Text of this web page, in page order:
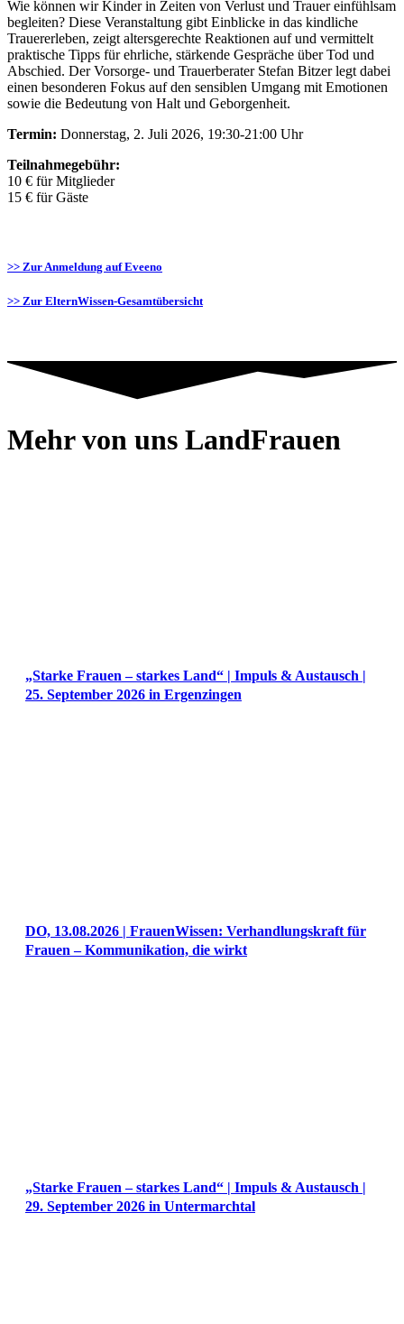
Wie können wir Kinder in Zeiten von Verlust und Trauer einfühlsam
begleiten? Diese Veranstaltung gibt Einblicke in das kindliche
Trauererleben, zeigt altersgerechte Reaktionen auf und vermittelt
praktische Tipps für ehrliche, stärkende Gespräche über Tod und
Abschied. Der Vorsorge- und Trauerberater Stefan Bitzer legt dabei
einen besonderen Fokus auf den sensiblen Umgang mit Emotionen
sowie die Bedeutung von Halt und Geborgenheit.
Termin: Donnerstag, 2. Juli 2026, 19:30-21:00 Uhr
Teilnahmegebühr:
10 € für Mitglieder
15 € für Gäste
>> Zur Anmeldung auf Eveeno
>> Zur ElternWissen-Gesamtübersicht
Mehr von uns LandFrauen
„Starke Frauen – starkes Land“ | Impuls & Austausch |
25. September 2026 in Ergenzingen
DO, 13.08.2026 | FrauenWissen: Verhandlungskraft für
Frauen – Kommunikation, die wirkt
„Starke Frauen – starkes Land“ | Impuls & Austausch |
29. September 2026 in Untermarchtal